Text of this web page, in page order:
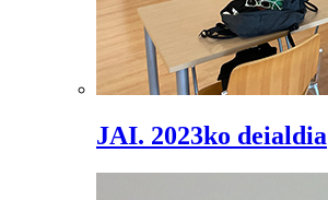
JAI. 2023ko deialdia